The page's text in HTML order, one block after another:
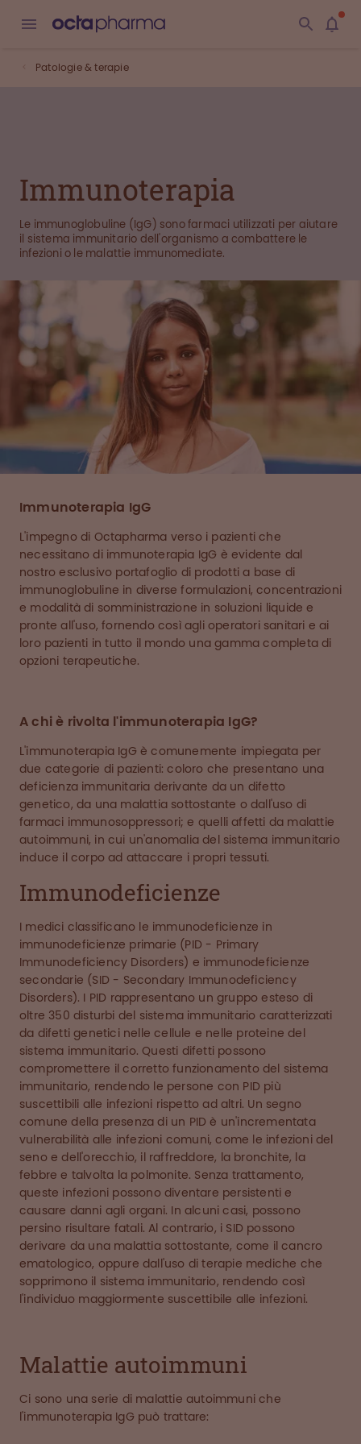
Patologie & terapie
Immunoterapia
Le immunoglobuline (IgG) sono farmaci utilizzati per aiutare
il sistema immunitario dell'organismo a combattere le
infezioni o le malattie immunomediate.
Immunoterapia IgG
L'impegno di Octapharma verso i pazienti che
necessitano di immunoterapia IgG è evidente dal
nostro esclusivo portafoglio di prodotti a base di
immunoglobuline in diverse formulazioni, concentrazioni
e modalità di somministrazione in soluzioni liquide e
pronte all'uso, fornendo così agli operatori sanitari e ai
loro pazienti in tutto il mondo una gamma completa di
opzioni terapeutiche.
A chi è rivolta l'immunoterapia IgG?
L'immunoterapia IgG è comunemente impiegata per
due categorie di pazienti: coloro che presentano una
deficienza immunitaria derivante da un difetto
genetico, da una malattia sottostante o dall'uso di
farmaci immunosoppressori; e quelli affetti da malattie
autoimmuni, in cui un'anomalia del sistema immunitario
induce il corpo ad attaccare i propri tessuti.
Immunodeficienze
I medici classificano le immunodeficienze in
immunodeficienze primarie (PID - Primary
Immunodeficiency Disorders) e immunodeficienze
secondarie (SID - Secondary Immunodeficiency
Disorders). I PID rappresentano un gruppo esteso di
oltre 350 disturbi del sistema immunitario caratterizzati
da difetti genetici nelle cellule e nelle proteine del
sistema immunitario. Questi difetti possono
compromettere il corretto funzionamento del sistema
immunitario, rendendo le persone con PID più
suscettibili alle infezioni rispetto ad altri. Un segno
comune della presenza di un PID è un'incrementata
vulnerabilità alle infezioni comuni, come le infezioni del
seno e dell'orecchio, il raffreddore, la bronchite, la
febbre e talvolta la polmonite. Senza trattamento,
queste infezioni possono diventare persistenti e
causare danni agli organi. In alcuni casi, possono
persino risultare fatali. Al contrario, i SID possono
derivare da una malattia sottostante, come il cancro
ematologico, oppure dall'uso di terapie mediche che
sopprimono il sistema immunitario, rendendo così
l'individuo maggiormente suscettibile alle infezioni.
Malattie autoimmuni
Ci sono una serie di malattie autoimmuni che
l'immunoterapia IgG può trattare: